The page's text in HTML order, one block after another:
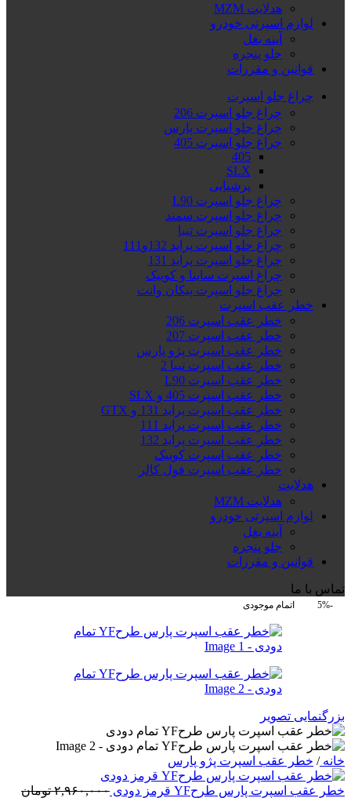
هدلایت MZM
لوازم اسپرتی خودرو
آینه بغل
جلو پنجره
قوانین و مقررات
چراغ جلو اسپرت
چراغ جلو اسپرت 206
چراغ جلو اسپرت پارس
چراغ جلو اسپرت 405
405
SLX
پرشیایی
چراغ جلو اسپرت L90
چراغ جلو اسپرت سمند
چراغ جلو اسپرت تیبا
چراغ جلو اسپرت پراید 132و111
چراغ جلو اسپرت پراید 131
چراغ اسپرت ساینا و کوییک
چراغ جلو اسپرت پیکان وانت
خطر عقب اسپرت
خطر عقب اسپرت 206
خطر عقب اسپرت 207
خطر عقب اسپرت پژو پارس
خطر عقب اسپرت تیبا 2
خطر عقب اسپرت L90
خطر عقب اسپرت 405 و SLX
خطر عقب اسپرت پراید 131 و GTX
خطر عقب اسپرت پراید 111
خطر عقب اسپرت پراید 132
خطر عقب اسپرت کوییک
خطر عقب اسپرت فول کالر
هدلایت
هدلایت MZM
لوازم اسپرتی خودرو
آینه بغل
جلو پنجره
قوانین و مقررات
تماس با ما
-5% اتمام موجودی
بزرگنمایی تصویر
خانه/ خطر عقب اسپرت پژو پارس
خطر عقب اسپرت پارس طرحYF قرمز دودی ۲,۹۶۰,۰۰۰ تومان